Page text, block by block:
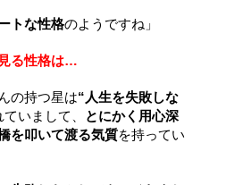
トな性格のようですね 」
る性格は…
の持つ星は“人生を失敗しな
いまして、 とにかく 用心深
を叩いて渡る気質を持ってい